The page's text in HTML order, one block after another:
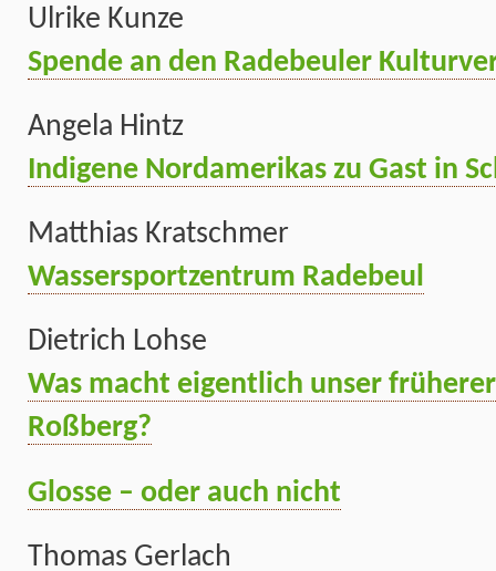
Ulrike Kunze
Spende an den Radebeuler
Angela Hintz
Indigene Nordamerikas zu Gast in
Matthias Kratschmer
Wassersportzentrum Radebeul
Dietrich Lohse
Was macht eigentlich unser
Roßberg?
Glosse – oder auch nicht
Thomas Gerlach